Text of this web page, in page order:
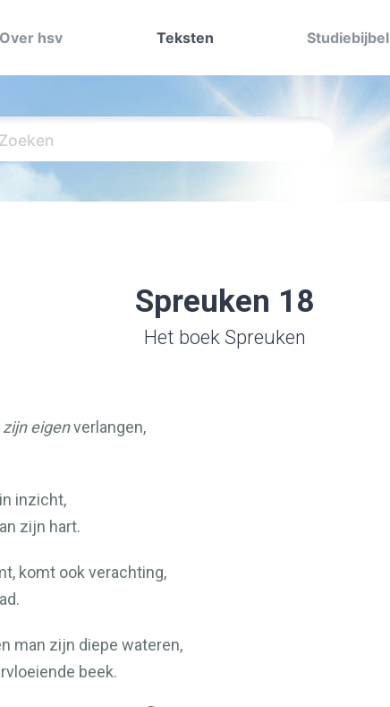
Over hsv Teksten Studiebijbel
Spreuken 18
Het boek Spreuken
zijn eigenverlangen,
inzicht,
zijn hart.
komt ook verachting,
man zijn diepe wateren,
beek.